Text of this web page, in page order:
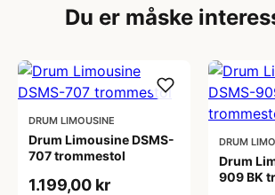
Du er måske
DRUM LIMOUSINE
Drum Limousine DSMS-
707 trommestol
1.199,00 kr
DRUM
Drum
909 BK